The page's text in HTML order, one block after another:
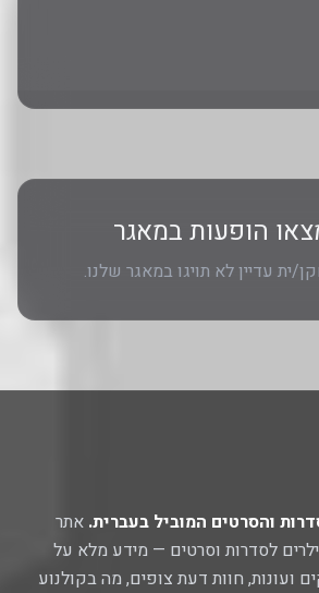
הופעות במאגר
ית עדיין לא תויגו במאגר שלנו.
אתר
לסדרות וסרטים — מידע מלא על
ועונות, חוות דעת צופים, מה בקולנוע